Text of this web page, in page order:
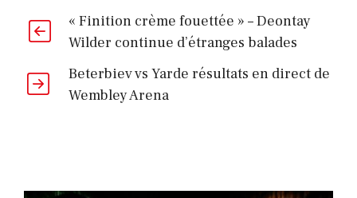
« Finition crème fouettée » – Deontay
Wilder continue d’étranges balades
Beterbiev vs Yarde résultats en direct de
Wembley Arena